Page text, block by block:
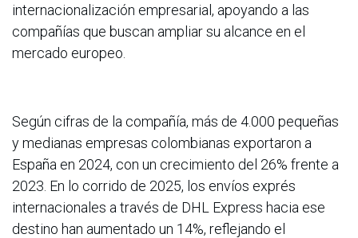
internacionalización empresarial, apoyando a las
compañías que buscan ampliar su alcance en el
mercado europeo.
Según cifras de la compañía, más de 4.000 pequeñas
y medianas empresas colombianas exportaron a
España en 2024, con un crecimiento del 26% frente a
2023. En lo corrido de 2025, los envíos exprés
internacionales a través de DHL Express hacia ese
destino han aumentado un 14%, reflejando el